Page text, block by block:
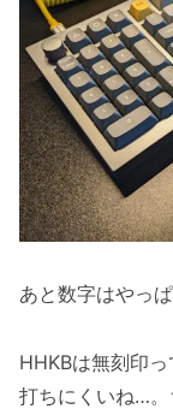
あと数字はやっ
HHKBは無刻印
打ちにくいね…